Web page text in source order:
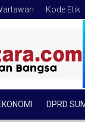
Kode Etik
DPRD